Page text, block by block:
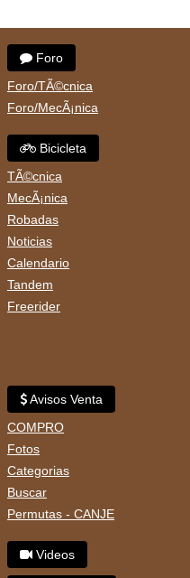
Foro
Foro/TÃ©cnica
Foro/MecÃ¡nica
Bicicleta
TÃ©cnica
MecÃ¡nica
Robadas
Noticias
Calendario
Tandem
Freerider
Avisos Venta
COMPRO
Fotos
Categorias
Buscar
Permutas - CANJE
Videos